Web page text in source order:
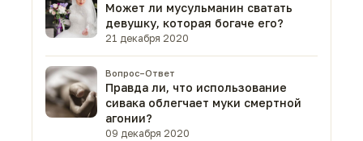
Может ли мусульманин сватать
девушку, которая богаче его?
21 декабря 2020
Вопрос–Ответ
Правда ли, что использование
сивака облегчает муки смертной
агонии?
09 декабря 2020